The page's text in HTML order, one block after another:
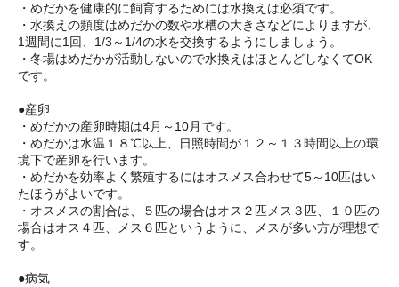
・めだかを健康的に飼育するためには水換えは必須です。
・水換えの頻度はめだかの数や水槽の大きさなどによりますが、
1週間に1回、1/3～1/4の水を交換するようにしましょう。
・冬場はめだかが活動しないので水換えはほとんどしなくてOK
です。
●産卵
・めだかの産卵時期は4月～10月です。
・めだかは水温１８℃以上、日照時間が１２～１３時間以上の環
境下で産卵を行います。
・めだかを効率よく繁殖するにはオスメス合わせて5～10匹はい
たほうがよいです。
・オスメスの割合は、５匹の場合はオス２匹メス３匹、１０匹の
場合はオス４匹、メス６匹というように、メスが多い方が理想で
す。
●病気